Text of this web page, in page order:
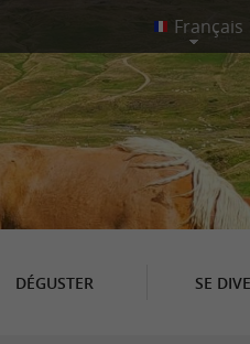
DÉGUSTER SE